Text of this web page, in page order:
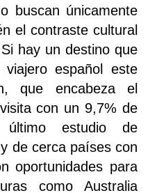
buscan únicamente
el contraste cultural
hay un destino que
español este
que encabeza el
con un 9,7% de
último estudio de
de cerca países con
oportunidades para
como Australia